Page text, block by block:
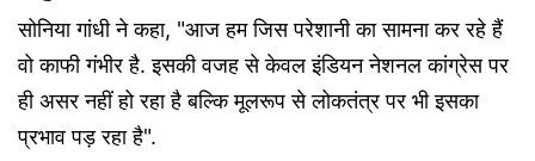
सोनिया गांधी ने कहा, "आज हम जिस परेशानी का सामना कर रहे हैं
वो काफी गंभीर है. इसकी वजह से केवल इंडियन नेशनल कांग्रेस पर
ही असर नहीं हो रहा है बल्कि मूलरूप से लोकतंत्र पर भी इसका
प्रभाव पड़ रहा है".